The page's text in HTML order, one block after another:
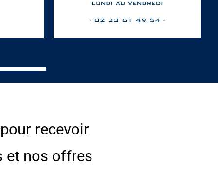
recevoir
et nos offres